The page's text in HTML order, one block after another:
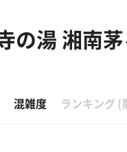
の湯 湘南
混雑度 ランキング (